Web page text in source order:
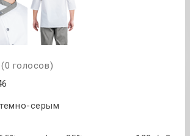
(0 голосов)
серым